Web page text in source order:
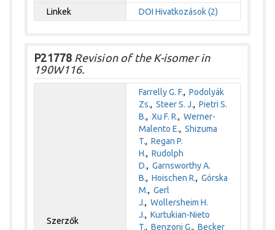
Linkek
DOI Hivatkozások (2)
P21778 Revision of the K-isomer in
190W116.
Szerzők
Farrelly G. F.,Podolyák
Zs.,Steer S. J.,Pietri S.
B.,Xu F. R.,Werner-
Malento E.,Shizuma
T.,Regan P.
H.,Rudolph
D.,Garnsworthy A.
B.,Hoischen R.,Górska
M.,Gerl
J.,Wollersheim H.
J.,Kurtukian-Nieto
T.,Benzoni G.,Becker